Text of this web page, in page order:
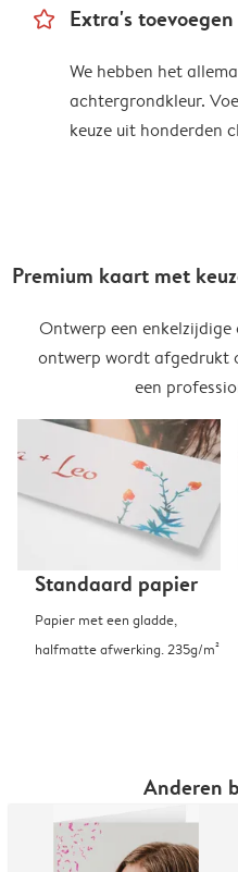
star_outline Extra's toevoegen
We hebben het
achtergrondkleur.
keuze uit honderden
Premium kaart met
Ontwerp een
ontwerp wordt afgedrukt
een
Standaard papier
Papier met een gladde,
halfmatte afwerking. 235g/m²
Anderen